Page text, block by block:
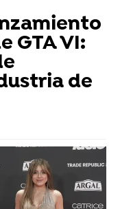
GTA VI:
de